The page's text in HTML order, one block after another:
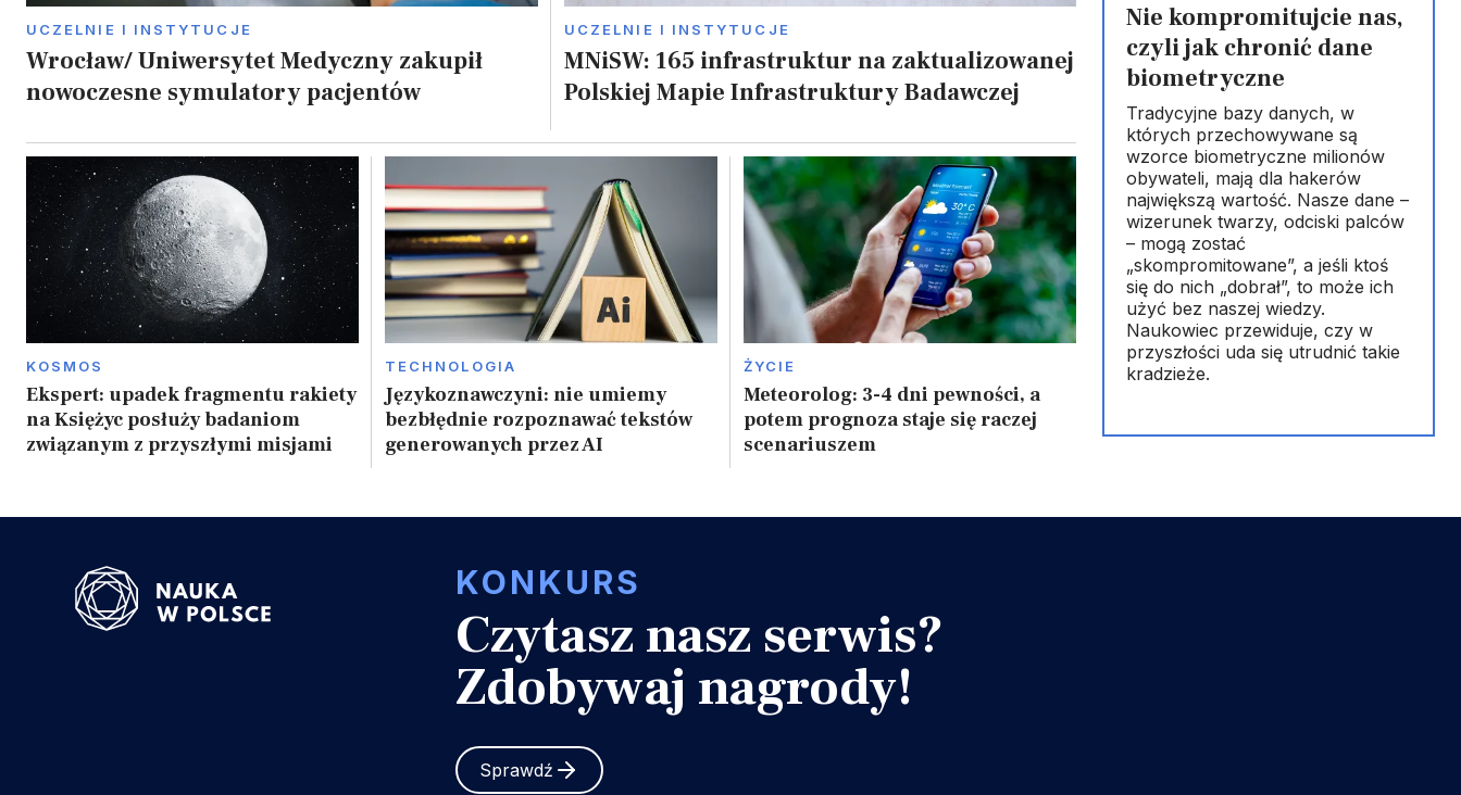
UCZELNIE I INSTYTUCJE
Wrocław/ Uniwersytet Medyczny zakupił
nowoczesne symulatory pacjentów
UCZELNIE I INSTYTUCJE
MNiSW: 165 infrastruktur na zaktualizowanej
Polskiej Mapie Infrastruktury Badawczej
KOSMOS
Ekspert: upadek fragmentu rakiety
na Księżyc posłuży badaniom
związanym z przyszłymi misjami
TECHNOLOGIA
Językoznawczyni: nie umiemy
bezbłędnie rozpoznawać tekstów
generowanych przez AI
ŻYCIE
Meteorolog: 3-4 dni pewności, a
potem prognoza staje się raczej
scenariuszem
Nie kompromitujcie nas,
czyli jak chronić dane
biometryczne
Tradycyjne bazy danych, w
których przechowywane są
wzorce biometryczne milionów
obywateli, mają dla hakerów
największą wartość. Nasze dane –
wizerunek twarzy, odciski palców
– mogą zostać
„skompromitowane”, a jeśli ktoś
się do nich „dobrał”, to może ich
użyć bez naszej wiedzy.
Naukowiec przewiduje, czy w
przyszłości uda się utrudnić takie
kradzieże.
KONKURS
Czytasz nasz serwis?
Zdobywaj nagrody!
Sprawdź